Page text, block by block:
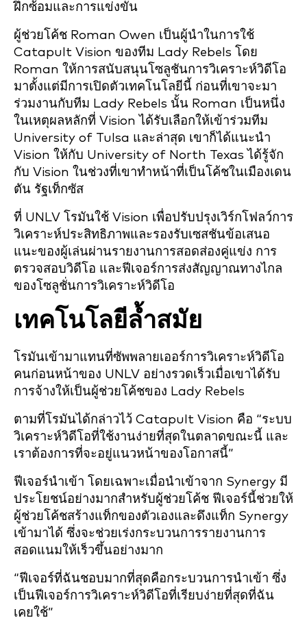
ฝึกซ้อมและการแข่งขัน
ผู้ช่วยโค้ช Roman Owen เป็นผู้นำในการใช้
Catapult Vision ของทีม Lady Rebels โดย
Roman ให้การสนับสนุนโซลูชันการวิเคราะห์วิดีโอ
มาตั้งแต่มีการเปิดตัวเทคโนโลยีนี้ ก่อนที่เขาจะมา
ร่วมงานกับทีม Lady Rebels นั้น Roman เป็นหนึ่ง
ในเหตุผลหลักที่ Vision ได้รับเลือกให้เข้าร่วมทีม
University of Tulsa และล่าสุด เขาก็ได้แนะนำ
Vision ให้กับ University of North Texas ได้รู้จัก
กับ Vision ในช่วงที่เขาทำหน้าที่เป็นโค้ชในเมืองเดน
ตัน รัฐเท็กซัส
ที่ UNLV โรมันใช้ Vision เพื่อปรับปรุงเวิร์กโฟลว์การ
วิเคราะห์ประสิทธิภาพและรองรับเซสชันข้อเสนอ
แนะของผู้เล่นผ่านรายงานการสอดส่องคู่แข่ง การ
ตรวจสอบวิดีโอ และฟีเจอร์การส่งสัญญาณทางไกล
ของโซลูชั่นการวิเคราะห์วิดีโอ
เทคโนโลยีล้ำสมัย
โรมันเข้ามาแทนที่ซัพพลายเออร์การวิเคราะห์วิดีโอ
คนก่อนหน้าของ UNLV อย่างรวดเร็วเมื่อเขาได้รับ
การจ้างให้เป็นผู้ช่วยโค้ชของ Lady Rebels
ตามที่โรมันได้กล่าวไว้ Catapult Vision คือ “ระบบ
วิเคราะห์วิดีโอที่ใช้งานง่ายที่สุดในตลาดขณะนี้ และ
เราต้องการที่จะอยู่แนวหน้าของโอกาสนี้”
ฟีเจอร์นำเข้า โดยเฉพาะเมื่อนำเข้าจาก Synergy มี
ประโยชน์อย่างมากสำหรับผู้ช่วยโค้ช ฟีเจอร์นี้ช่วยให้
ผู้ช่วยโค้ชสร้างแท็กของตัวเองและดึงแท็ก Synergy
เข้ามาได้ ซึ่งจะช่วยเร่งกระบวนการรายงานการ
สอดแนมให้เร็วขึ้นอย่างมาก
“ฟีเจอร์ที่ฉันชอบมากที่สุดคือกระบวนการนำเข้า ซึ่ง
เป็นฟีเจอร์การวิเคราะห์วิดีโอที่เรียบง่ายที่สุดที่ฉัน
เคยใช้”